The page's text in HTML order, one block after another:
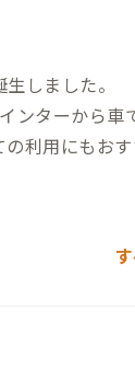
しました。
ンターから車
利用にもお
ます。1組限